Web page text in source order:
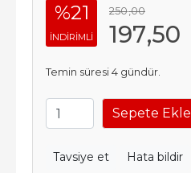
%21
INDIRIMLI
250,00
197,50
Temin süresi 4 gündür.
Sepete Ekle
Tavsiye et Hata bildir